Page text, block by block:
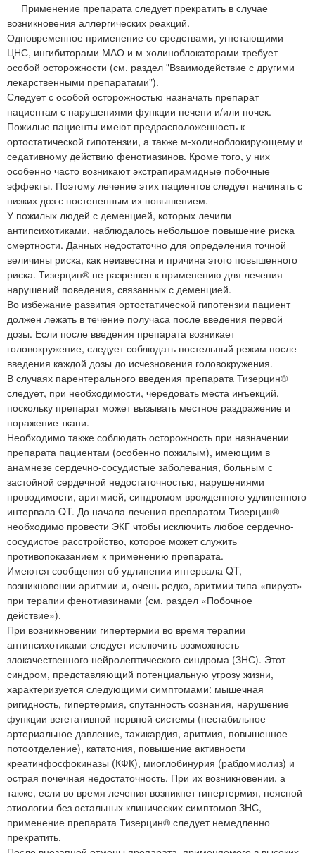
Применение препарата следует прекратить в случае
возникновения аллергических реакций.
Одновременное применение со средствами, угнетающими
ЦНС, ингибиторами МАО и м-холиноблокаторами требует
особой осторожности (см. раздел "Взаимодействие с другими
лекарственными препаратами").
Следует с особой осторожностью назначать препарат
пациентам с нарушениями функции печени и/или почек.
Пожилые пациенты имеют предрасположенность к
ортостатической гипотензии, а также м-холиноблокирующему и
седативному действию фенотиазинов. Кроме того, у них
особенно часто возникают экстрапирамидные побочные
эффекты. Поэтому лечение этих пациентов следует начинать с
низких доз с постепенным их повышением.
У пожилых людей с деменцией, которых лечили
антипсихотиками, наблюдалось небольшое повышение риска
смертности. Данных недостаточно для определения точной
величины риска, как неизвестна и причина этого повышенного
риска. Тизерцин® не разрешен к применению для лечения
нарушений поведения, связанных с деменцией.
Во избежание развития ортостатической гипотензии пациент
должен лежать в течение получаса после введения первой
дозы. Если после введения препарата возникает
головокружение, следует соблюдать постельный режим после
введения каждой дозы до исчезновения головокружения.
В случаях парентерального введения препарата Тизерцин®
следует, при необходимости, чередовать места инъекций,
поскольку препарат может вызывать местное раздражение и
поражение ткани.
Необходимо также соблюдать осторожность при назначении
препарата пациентам (особенно пожилым), имеющим в
анамнезе сердечно-сосудистые заболевания, больным с
застойной сердечной недостаточностью, нарушениями
проводимости, аритмией, синдромом врожденного удлиненного
интервала QT. До начала лечения препаратом Тизерцин®
необходимо провести ЭКГ чтобы исключить любое сердечно-
сосудистое расстройство, которое может служить
противопоказанием к применению препарата.
Имеются сообщения об удлинении интервала QT,
возникновении аритмии и, очень редко, аритмии типа «пируэт»
при терапии фенотиазинами (см. раздел «Побочное
действие»).
При возникновении гипертермии во время терапии
антипсихотиками следует исключить возможность
злокачественного нейролептического синдрома (ЗНС). Этот
синдром, представляющий потенциальную угрозу жизни,
характеризуется следующими симптомами: мышечная
ригидность, гипертермия, спутанность сознания, нарушение
функции вегетативной нервной системы (нестабильное
артериальное давление, тахикардия, аритмия, повышенное
потоотделение), кататония, повышение активности
креатинфосфокиназы (КФК), миоглобинурия (рабдомиолиз) и
острая почечная недостаточность. При их возникновении, а
также, если во время лечения возникнет гипертермия, неясной
этиологии без остальных клинических симптомов ЗНС,
применение препарата Тизерцин® следует немедленно
прекратить.